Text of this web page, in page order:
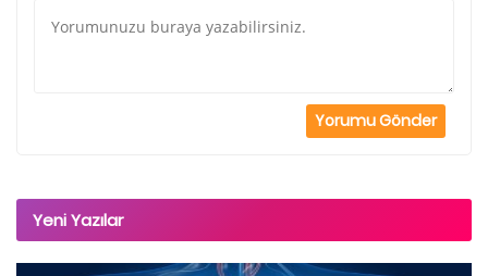
Yeni Yazılar